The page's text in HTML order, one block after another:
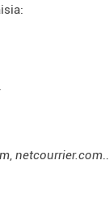
, netcourrier.com